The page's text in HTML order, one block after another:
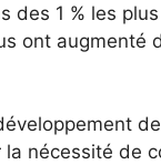
des 1 % les
ont augmenté
la nécessité de